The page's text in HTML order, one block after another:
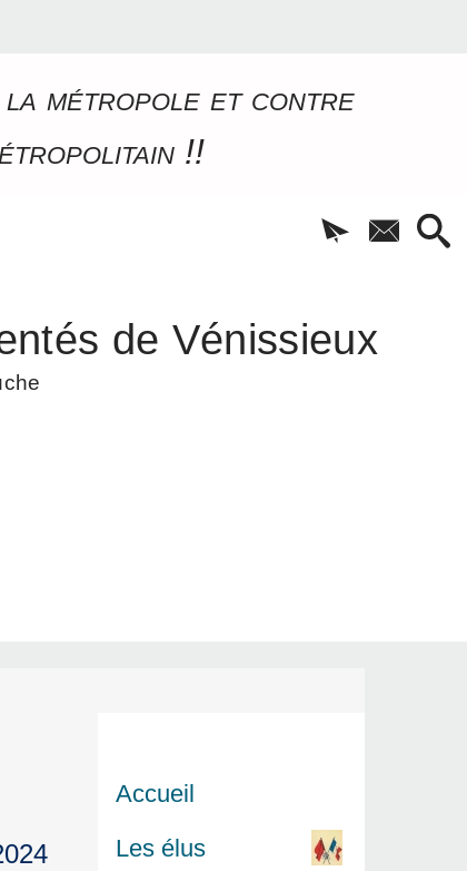
la métropole et contre
!!
de Vénissieux
Accueil
Les élus